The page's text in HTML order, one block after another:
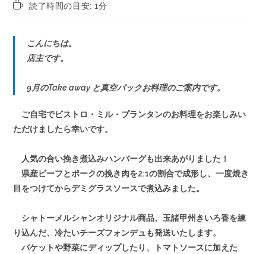
読了時間の目安: 1分
こんにちは。
店主です。
9月のTake away と真空パックお料理のご案内です。
ご自宅でビストロ・ミル・プランタンのお料理をお楽しみい
ただけましたら幸いです。
人気の合い挽き煮込みハンバーグも出来あがりました！
県産ビーフとポークの挽き肉を2:1の割合で成形し、一度焼き
目をつけてからデミグラスソースで煮込みました。
シャトーメルシャンオリジナル商品、玉諸甲州きいろ香を練
り込んだ、冷たいチーズフォンデュも発送いたします。
バケットや野菜にディップしたり、トマトソースに加えた